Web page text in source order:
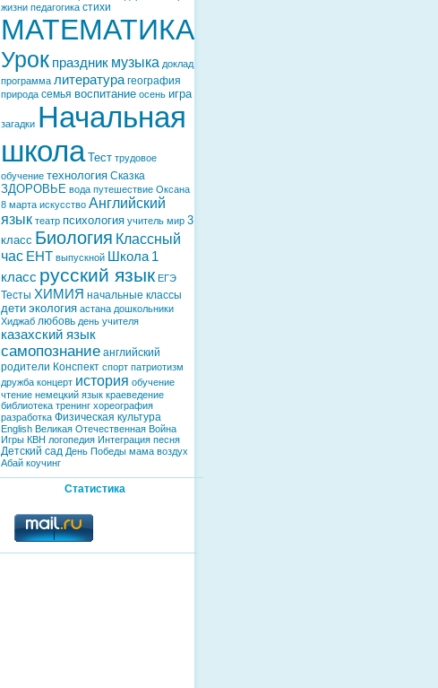
жизни педагогика стихи
МАТЕМАТИКА
Урок праздник музыка доклад
программа литература география
природа семья воспитание осень игра
загадки Начальная
школа Тест трудовое
обучение технология Сказка
ЗДОРОВЬЕ вода путешествие Оксана
8 марта искусство Английский
язык театр психология учитель мир 3
класс Биология Классный
час ЕНТ выпускной Школа 1
класс русский язык ЕГЭ
Тесты ХИМИЯ начальные классы
дети экология астана дошкольники
Хиджаб любовь день учителя
казахский язык
самопознание английский
родители Конспект спорт патриотизм
дружба концерт история обучение
чтение немецкий язык краеведение
библиотека тренинг хореография
разработка Физическая культура
English Великая Отечественная Война
Игры КВН логопедия Интеграция песня
Детский сад День Победы мама воздух
Абай коучинг
Статистика